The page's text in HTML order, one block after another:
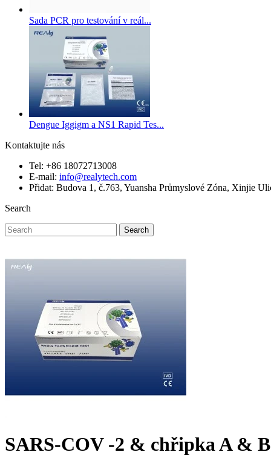
Sada PCR pro testování v reál...
Dengue Iggigm a NS1 Rapid Tes...
Kontaktujte nás
Tel: +86 18072713008
E-mail: info@realytech.com
Přidat: Budova 1, č.763, Yuansha Průmyslové Zóna, Xinjie
Search
Search
SARS-COV -2 & chřipka A &